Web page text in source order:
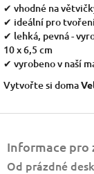
✔ vhodné na
✔ ideální pro
✔ lehká, pevná -
10 x 6,5 cm
✔ vyrobeno v naší
Vytvořte si doma
Informace pro
Od prázdné